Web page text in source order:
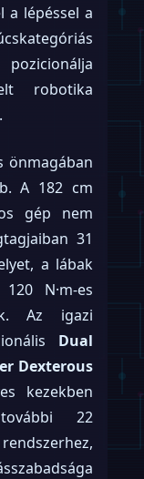
a lépéssel a
robotika
önmagában
A 182 cm
gép nem
31
a lábak
N·m-es
Az igazi
Dual
Dexterous
kezekben
22